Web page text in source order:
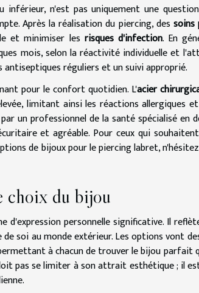
n'est pas uniquement une
Après la réalisation du piercing, des soins
et minimiser les risques d'infection. En
mois, selon la réactivité individuelle et
réguliers et un suivi approprié.
pour le confort quotidien. L'acier
limitant ainsi les réactions allergiques
un professionnel de la santé spécialisé en
et agréable. Pour ceux qui
de bijoux pour le piercing labret,
choix du bijou
personnelle significative. Il
soi au monde extérieur. Les options vont
à chacun de trouver le bijou parfait
pas se limiter à son attrait esthétique ; il